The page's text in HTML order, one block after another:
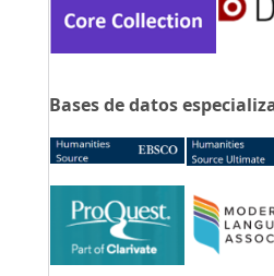
Bases de datos